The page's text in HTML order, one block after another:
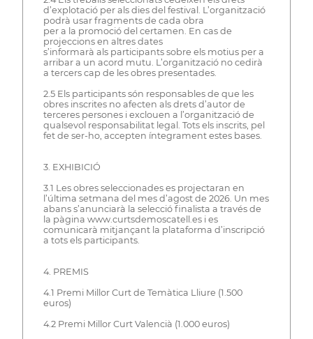
d’explotació per als dies del festival. L’organització
podrà usar fragments de cada obra
per a la promoció del certamen. En cas de
projeccions en altres dates
s’informarà als participants sobre els motius per a
arribar a un acord mutu. L’organització no cedirà
a tercers cap de les obres presentades.
2.5 Els participants són responsables de que les
obres inscrites no afecten als drets d’autor de
terceres persones i exclouen a l’organització de
qualsevol responsabilitat legal. Tots els inscrits, pel
fet de ser-ho, accepten íntegrament estes bases.
3. EXHIBICIÓ
3.1 Les obres seleccionades es projectaran en
l’última setmana del mes d’agost de 2026. Un mes
abans s’anunciarà la selecció finalista a través de
la pàgina www.curtsdemoscatell.es i es
comunicarà mitjançant la plataforma d’inscripció
a tots els participants.
4. PREMIS
4.1 Premi Millor Curt de Temàtica Lliure (1.500
euros)
4.2 Premi Millor Curt Valencià (1.000 euros)